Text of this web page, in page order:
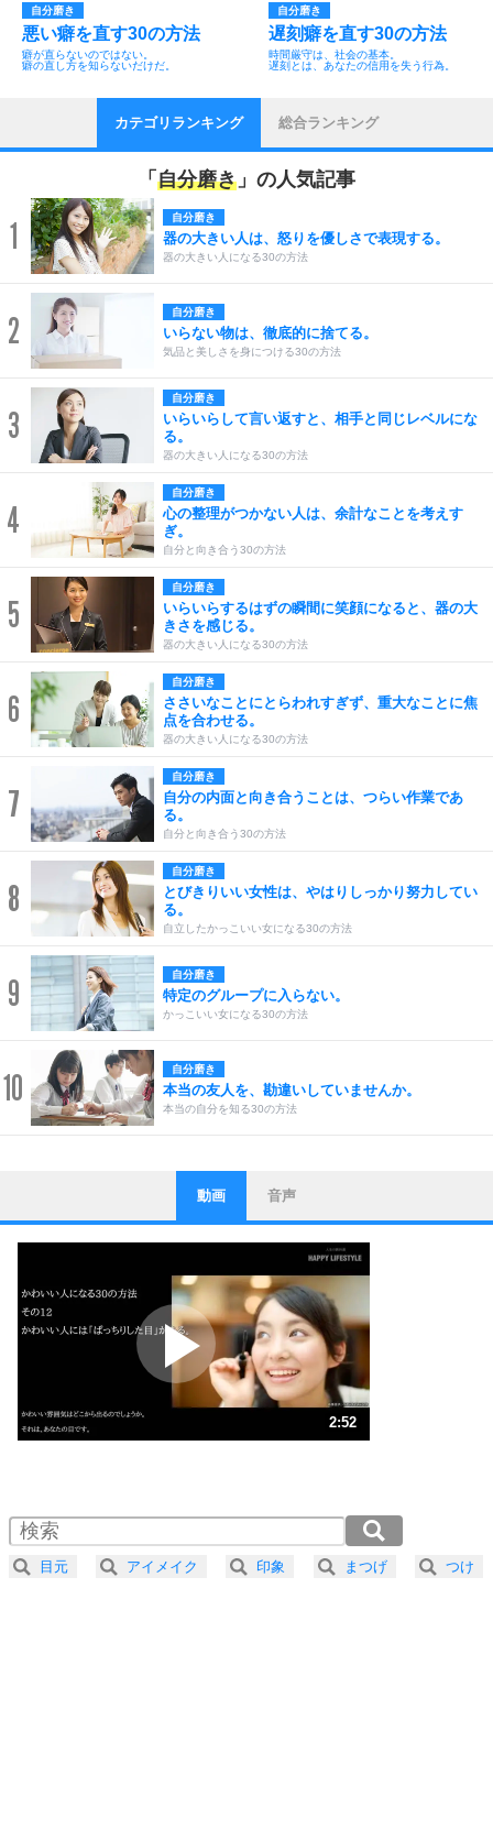
自分磨き
悪い癖を直す30の方法
癖が直らないのではない。
癖の直し方を知らないだけだ。
自分磨き
遅刻癖を直す30の方法
時間厳守は、社会の基本。
遅刻とは、あなたの信用を失う行為。
カテゴリランキング 総合ランキング
「 自分磨き 」の人気記事
1 自分磨き
器の大きい人は、怒りを優しさで表現する。
器の大きい人になる30の方法
2 自分磨き
いらない物は、徹底的に捨てる。
気品と美しさを身につける30の方法
3
自分磨き
いらいらして言い返すと、相手と同じレベルにな
る。
器の大きい人になる30の方法
4
自分磨き
心の整理がつかない人は、余計なことを考えす
ぎ。
自分と向き合う30の方法
5
自分磨き
いらいらするはずの瞬間に笑顔になると、器の大
きさを感じる。
器の大きい人になる30の方法
6
自分磨き
ささいなことにとらわれすぎず、重大なことに焦
点を合わせる。
器の大きい人になる30の方法
7
自分磨き
自分の内面と向き合うことは、つらい作業であ
る。
自分と向き合う30の方法
8
自分磨き
とびきりいい女性は、やはりしっかり努力してい
る。
自立したかっこいい女になる30の方法
9 自分磨き
特定のグループに入らない。
かっこいい女になる30の方法
10 自分磨き
本当の友人を、勘違いしていませんか。
本当の自分を知る30の方法
1
ストレス対策
他人と比べない。
いっそのこと、他人を見ない。
いらいらしない人になる30の方法
プラス思考
ポジティブになれない原因は、行動しないから。
ポジティブ思考になる30の方法
ストレス対策
人生、なんとかなるもの。
気楽に生きる30の方法
4 器の大きい人は、怒りを優しさで表現する。
動画 音声
2:52
2.0倍速 （337KB 1分26秒）
2.5倍速 （270KB 1分8秒）
3.0倍速 （225KB 57秒）
目元 アイメイク 印象 まつげ つけ